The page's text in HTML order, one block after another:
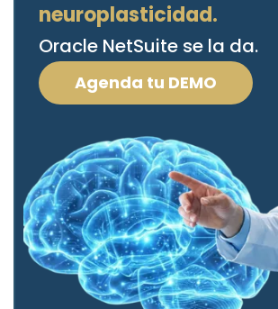
neuroplasticidad.
Oracle NetSuite se la da.
Agenda tu DEMO